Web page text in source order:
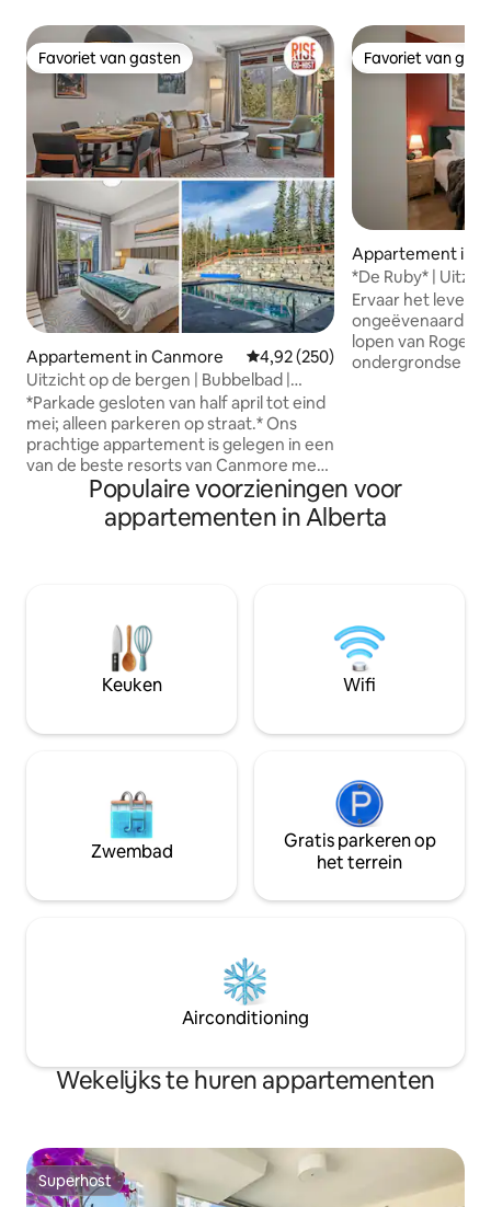
Favoriet van gasten
Favoriet van gasten
Appartement in Canmore Gemiddelde beoordeling van
4,92 (250)
Uitzicht op de bergen | Bubbelbad |
Buitenzwembad | Kingsize bed
*Parkade gesloten van half april tot eind
mei; alleen parkeren op straat.* Ons
prachtige appartement is gelegen in een
van de beste resorts van Canmore met
het hele jaar door toegang tot het
bubbelbad en het verwarmde
zwembad. We liggen op 20 minuten
al je maaltijden te koken, met een
comfortabel kingsize bed, toegang tot
de patio en een prachtig uitzicht op de
bergen met uitzicht op het
zult het geweldig vinden!
Favoriet van
Favoriet van
Appartement in
*De Ruby* |
Rogers | UG PK
Ervaar het leven
ongeëvenaard uitzicht! ✔
lopen van Rogers
ondergrondse
bij de beste
met barbecues ✔
raam
Populaire voorzieningen voor
appartementen in Alberta
Keuken Wifi
Zwembad
Gratis parkeren op
het terrein
Airconditioning
Wekelijks te huren appartementen
Superhost
Superhost